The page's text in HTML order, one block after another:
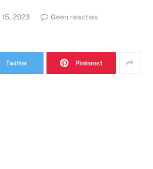
2023
Geen reacties
Twitter Pinterest